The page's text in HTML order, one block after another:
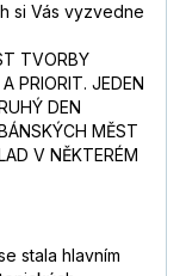
si Vás vyzvedne
TVORBY
PRIORIT. JEDEN
DEN
MĚST
V NĚKTERÉM
stala hlavním